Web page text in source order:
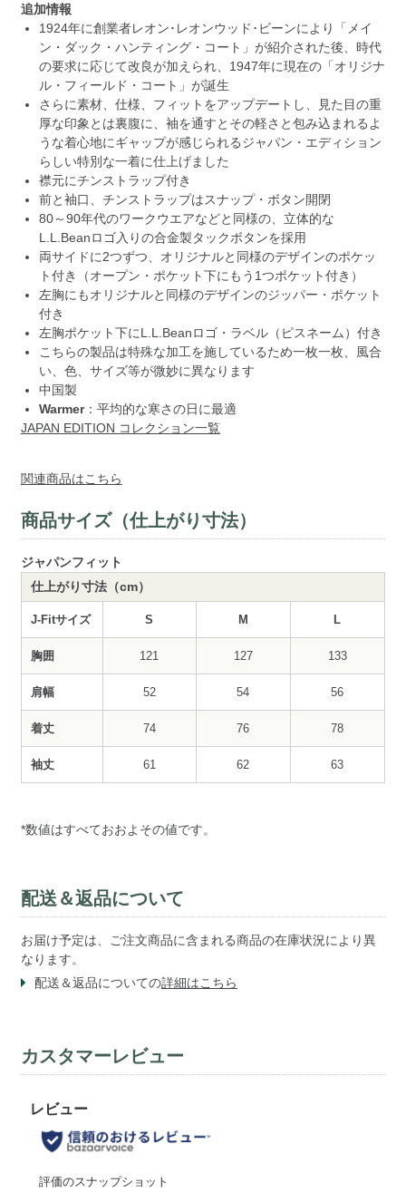
追加情報
1924年に創業者レオン･レオンウッド･ビーンにより「メイ
ン・ダック・ハンティング・コート」が紹介された後、時代
の要求に応じて改良が加えられ、1947年に現在の「オリジナ
ル・フィールド・コート」が誕生
さらに素材、仕様、フィットをアップデートし、見た目の重
厚な印象とは裏腹に、袖を通すとその軽さと包み込まれるよ
うな着心地にギャップが感じられるジャパン・エディション
らしい特別な一着に仕上げました
襟元にチンストラップ付き
前と袖口、チンストラップはスナップ・ボタン開閉
80～90年代のワークウエアなどと同様の、立体的な
L.L.Beanロゴ入りの合金製タックボタンを採用
両サイドに2つずつ、オリジナルと同様のデザインのポケッ
ト付き（オープン・ポケット下にもう1つポケット付き）
左胸にもオリジナルと同様のデザインのジッパー・ポケット
付き
左胸ポケット下にL.L.Beanロゴ・ラベル（ピスネーム）付き
こちらの製品は特殊な加工を施しているため一枚一枚、風合
い、色、サイズ等が微妙に異なります
中国製
Warmer：平均的な寒さの日に最適
JAPAN EDITION コレクション一覧
関連商品はこちら
商品サイズ（仕上がり寸法）
ジャパンフィット
仕上がり寸法（cm）
J-Fitサイズ S M L
胸囲 121 127 133
肩幅 52 54 56
着丈 74 76 78
袖丈 61 62 63
*数値はすべておおよその値です。
配送＆返品について
お届け予定は、ご注文商品に含まれる商品の在庫状況により異
なります。
配送＆返品についての詳細はこちら
カスタマーレビュー